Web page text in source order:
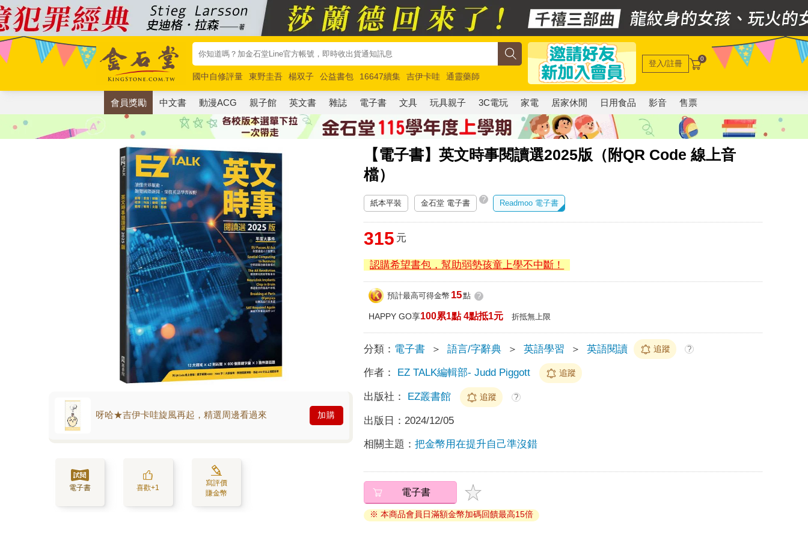
國中自修評量 東野圭吾 楊双子 公益書包 16647續集 吉伊卡哇
通靈藥師
唯紅花綻放
奧德賽 路邊攤新作 馬斯克 玩具總動員5 超慢跑
登入/註冊 0
會員獎勵 中文書 動漫ACG 親子館 英文書 雜誌 電子書 文具 玩具親子 3C電玩 家電 居家休閒 日用食品 影音 售票
【電子書】英文時事閱讀選2025版（附QR Code 線上音
檔）
呀哈★吉伊卡哇旋風再起，精選周邊看過來 加購
電子書 喜歡+1
寫評價
賺金幣
紙本平裝 金石堂 電子書 ? Readmoo 電子書
315 元
認購希望書包，幫助弱勢孩童上學不中斷！
預計最高可得金幣 15點 ?
HAPPY GO享100累1點 4點抵1元 折抵無上限
分類： 電子書 ＞ 語言/字辭典 ＞ 英語學習 ＞ 英語閱讀 追蹤 ?
作者： EZ TALK編輯部- Judd Piggott 追蹤
出版社： EZ叢書館 追蹤 ?
出版日： 2024/12/05
相關主題：把金幣用在提升自己準沒錯
電子書
※ 本商品會員日滿額金幣加碼回饋最高15倍